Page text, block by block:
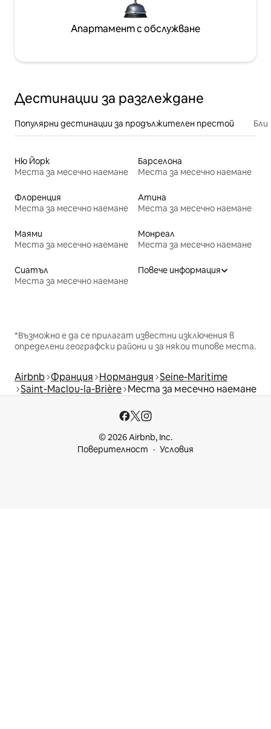
Апартамент с обслужване
Дестинации за разглеждане
Популярни дестинации за продължителен престой
Ню Йорк
Места за месечно наемане
Барселона
Места за месечно наемане
Флоренция
Места за месечно наемане
Атина
Места за месечно наемане
Маями
Места за месечно наемане
Монреал
Места за месечно наемане
Сиатъл
Места за месечно наемане
Повече информация
*Възможно е да се прилагат известни изключения в
определени географски райони и за някои типове места.
Airbnb Франция Нормандия Seine-Maritime
Saint-Maclou-la-Brière Места за месечно наемане
© 2026 Airbnb, Inc.
Поверителност
Условия